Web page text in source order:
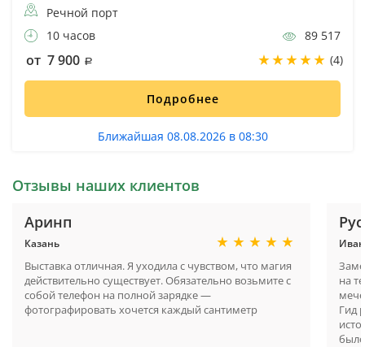
Речной порт
10 часов
89 517
от 7 900 (4)
Подробнее
Ближайшая 08.08.2026 в 08:30
Отзывы наших клиентов
Аринп
Казань
Выставка отличная. Я уходила с чувством, что магия
действительно существует. Обязательно возьмите с
собой телефон на полной зарядке —
фотографировать хочется каждый сантиметр
на
Гид